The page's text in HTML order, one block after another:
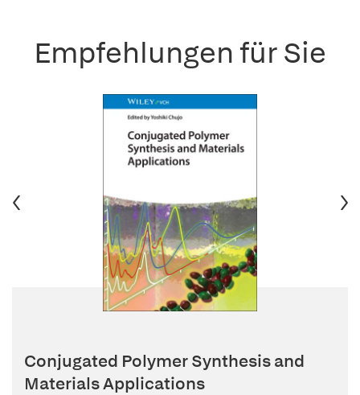
Empfehlungen für Sie
Conjugated Polymer Synthesis and
Materials Applications